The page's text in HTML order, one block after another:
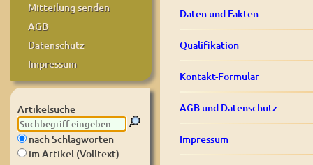
Mitteilung senden
AGB
Datenschutz
Impressum
Artikelsuche
nach Schlagworten
im Artikel (Volltext)
Daten und Fakten
Qualifikation
Kontakt-Formular
AGB und Datenschutz
Impressum